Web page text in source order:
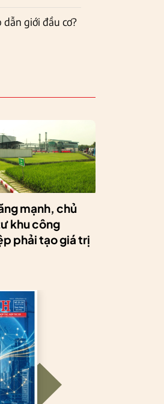
dẫn giới đầu cơ?
mạnh, chủ
khu công
phải tạo giá trị